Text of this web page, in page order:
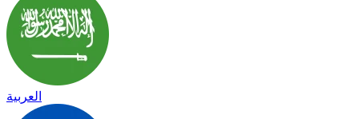
العربية